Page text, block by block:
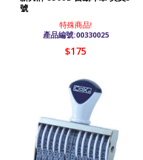
號
特殊商品!
產品編號:00330025
$175